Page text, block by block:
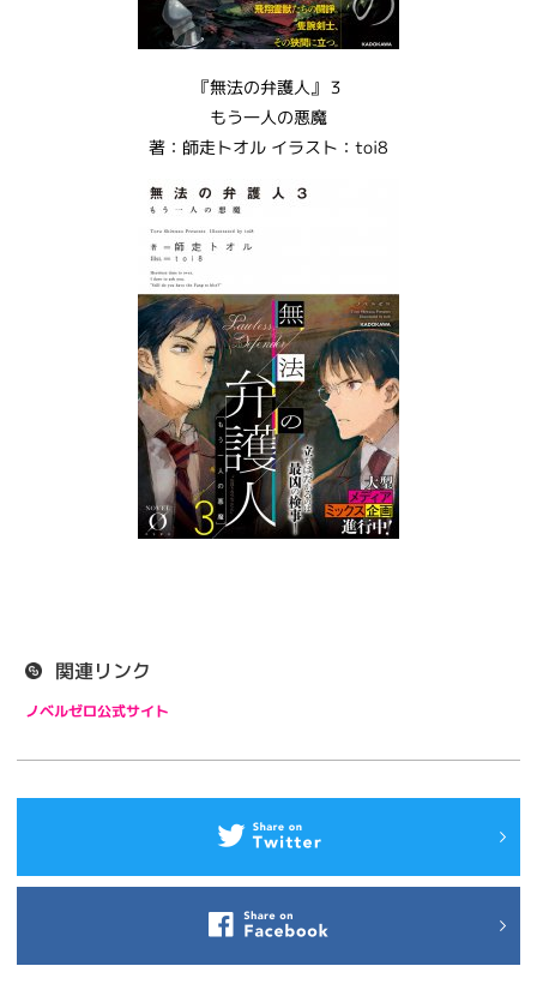
『無法の弁護人』３
もう一人の悪魔
著：師走トオル イラスト：toi8
関連リンク
ノベルゼロ公式サイト